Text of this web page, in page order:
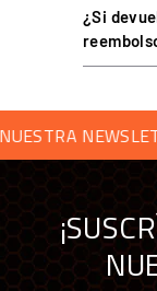
Diseñado
Ultimate. No es
¿Con qué
Kit?
¿Si